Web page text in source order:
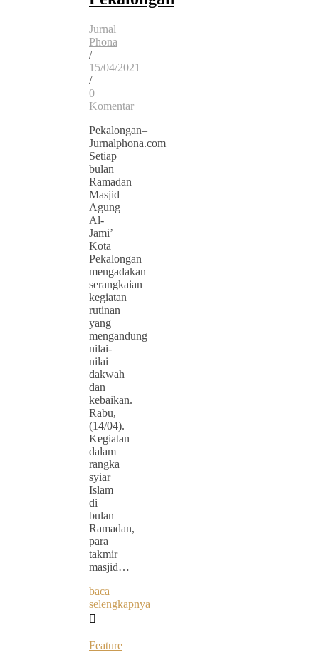
Jurnal
Phona
/
15/04/2021
/
0
Komentar
Pekalongan–
Jurnalphona.com
Setiap
bulan
Ramadan
Masjid
Agung
Al-
Jami’
Kota
Pekalongan
mengadakan
serangkaian
kegiatan
rutinan
yang
mengandung
nilai-
nilai
dakwah
dan
kebaikan.
Rabu,
(14/04).
Kegiatan
dalam
rangka
syiar
Islam
di
bulan
Ramadan,
para
takmir
masjid…
baca
selengkapnya
Feature